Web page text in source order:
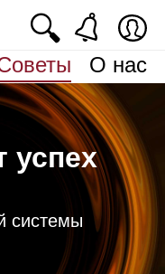
О нас
🔍
успех
системы